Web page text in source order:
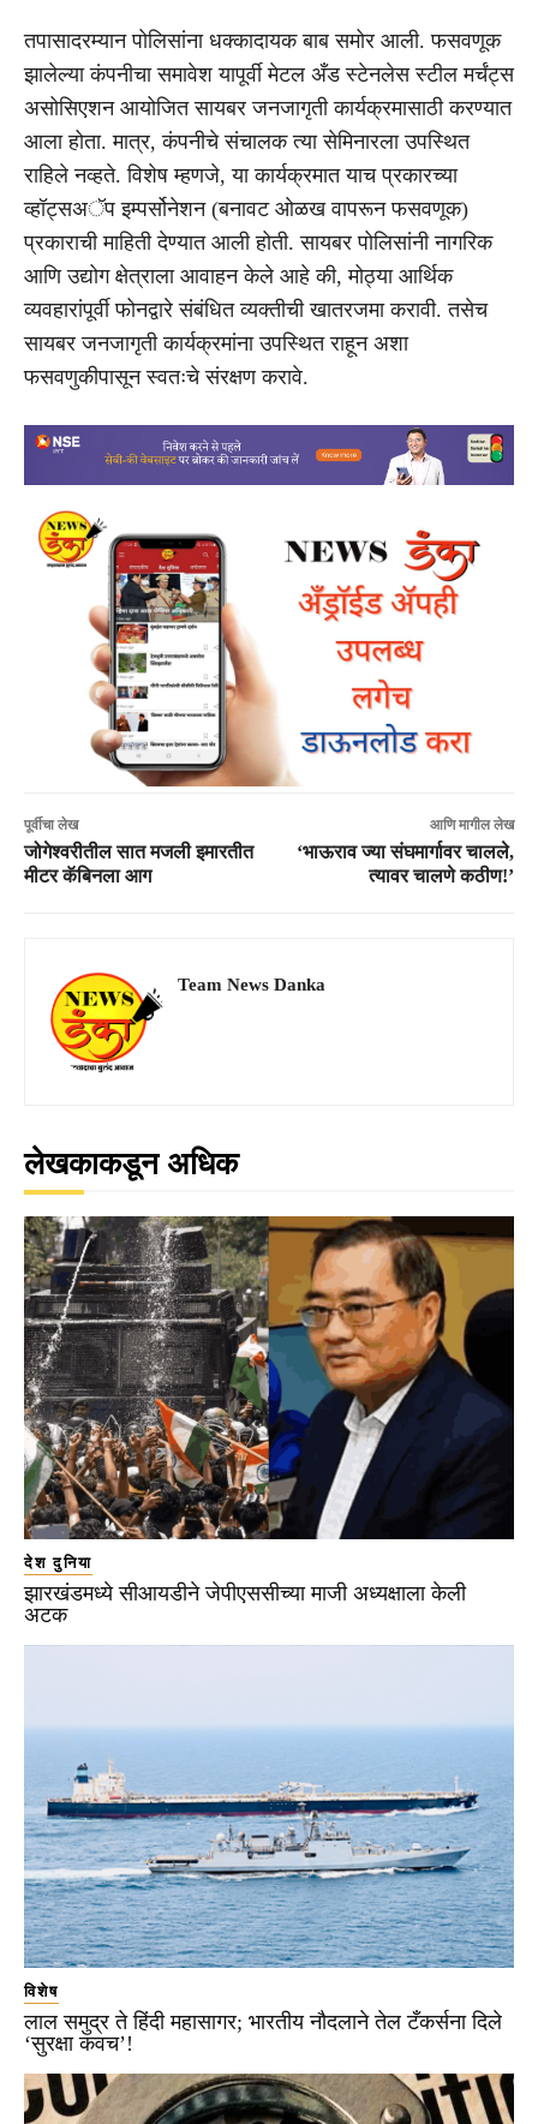
तपासादरम्यान पोलिसांना धक्कादायक बाब समोर आली. फसवणूक
झालेल्या कंपनीचा समावेश यापूर्वी मेटल अँड स्टेनलेस स्टील मर्चंट्स
असोसिएशन आयोजित सायबर जनजागृती कार्यक्रमासाठी करण्यात
आला होता. मात्र, कंपनीचे संचालक त्या सेमिनारला उपस्थित
राहिले नव्हते. विशेष म्हणजे, या कार्यक्रमात याच प्रकारच्या
व्हॉट्सअॅप इम्पर्सोनेशन (बनावट ओळख वापरून फसवणूक)
प्रकाराची माहिती देण्यात आली होती. सायबर पोलिसांनी नागरिक
आणि उद्योग क्षेत्राला आवाहन केले आहे की, मोठ्या आर्थिक
व्यवहारांपूर्वी फोनद्वारे संबंधित व्यक्तीची खातरजमा करावी. तसेच
सायबर जनजागृती कार्यक्रमांना उपस्थित राहून अशा
फसवणुकीपासून स्वतःचे संरक्षण करावे.
पूर्वीचा लेख
जोगेश्वरीतील सात मजली इमारतीत
मीटर कॅबिनला आग
आणि मागील लेख
‘भाऊराव ज्या संघमार्गावर चालले,
त्यावर चालणे कठीण!’
Team News Danka
लेखकाकडून अधिक
देश दुनिया
झारखंडमध्ये सीआयडीने जेपीएससीच्या माजी अध्यक्षाला केली
अटक
विशेष
लाल समुद्र ते हिंदी महासागर; भारतीय नौदलाने तेल टँकर्सना दिले
‘सुरक्षा कवच’!